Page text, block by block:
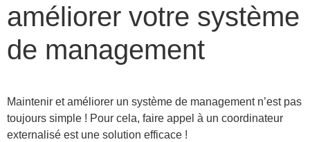
améliorer votre système
de management
Maintenir et améliorer un système de management n’est pas
toujours simple ! Pour cela, faire appel à un coordinateur
externalisé est une solution efficace !